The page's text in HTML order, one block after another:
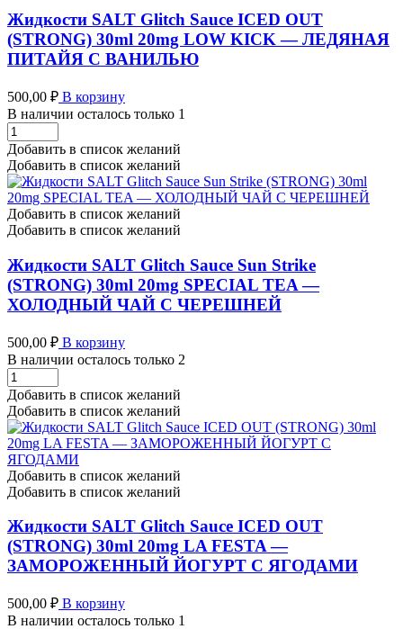
Жидкости SALT Glitch Sauce ICED OUT
(STRONG) 30ml 20mg LOW KICK — ЛЕДЯНАЯ
ПИТАЙЯ С ВАНИЛЬЮ
500,00 ₽ В корзину
В наличии осталось только 1
Жидкости
SALT
Glitch
Sauce
ICED
OUT
(STRONG)
30ml
20mg
LOW
KICK
-
ПИТАЙЯ
С
ВАНИЛЬЮ
количество
Добавить в список желаний
Добавить в список желаний
Добавить в список желаний
Добавить в список желаний
Жидкости SALT Glitch Sauce Sun Strike
(STRONG) 30ml 20mg SPECIAL TEA —
ХОЛОДНЫЙ ЧАЙ С ЧЕРЕШНЕЙ
500,00 ₽ В корзину
В наличии осталось только 2
Жидкости
SALT
Glitch
Sauce
Sun
Strike
(STRONG)
30ml
20mg
SPECIAL
TEA
-
ХОЛОДНЫЙ
С
ЧЕРЕШНЕЙ
Добавить в список желаний
Добавить в список желаний
Добавить в список желаний
Добавить в список желаний
Жидкости SALT Glitch Sauce ICED OUT
(STRONG) 30ml 20mg LA FESTA —
ЗАМОРОЖЕННЫЙ ЙОГУРТ С ЯГОДАМИ
500,00 ₽ В корзину
В наличии осталось только 1